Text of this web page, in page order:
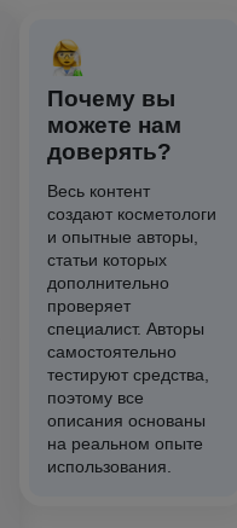
Почему вы
можете нам
доверять?
Весь контент
создают косметологи
и опытные авторы,
статьи которых
дополнительно
проверяет
специалист. Авторы
самостоятельно
тестируют средства,
поэтому все
описания основаны
на реальном опыте
использования.